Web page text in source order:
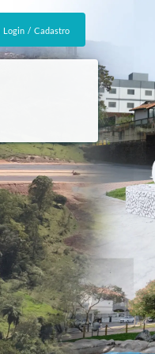
Login / Cadastro